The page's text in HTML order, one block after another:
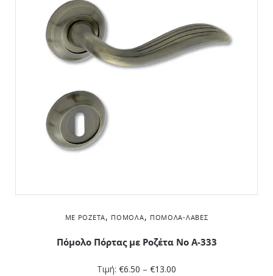
ΜΕ ΡΟΖΈΤΑ, ΠΌΜΟΛΑ, ΠΌΜΟΛΑ-ΛΑΒΈΣ
Πόμολο Πόρτας με Ροζέτα No Α-333
Τιμή: €6.50 – €13.00